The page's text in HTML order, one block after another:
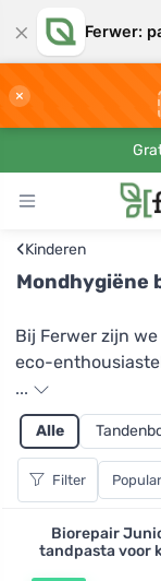
× Ferwer:
×
‹Kinderen
Mondhygiëne
Bij Ferwer zijn
eco-
van
Hydrophil, en
yoghurtbekers.
vrolijke
kinderen
verzorgen.
...
Alle
Filter
Biorepair
tandpasta voor